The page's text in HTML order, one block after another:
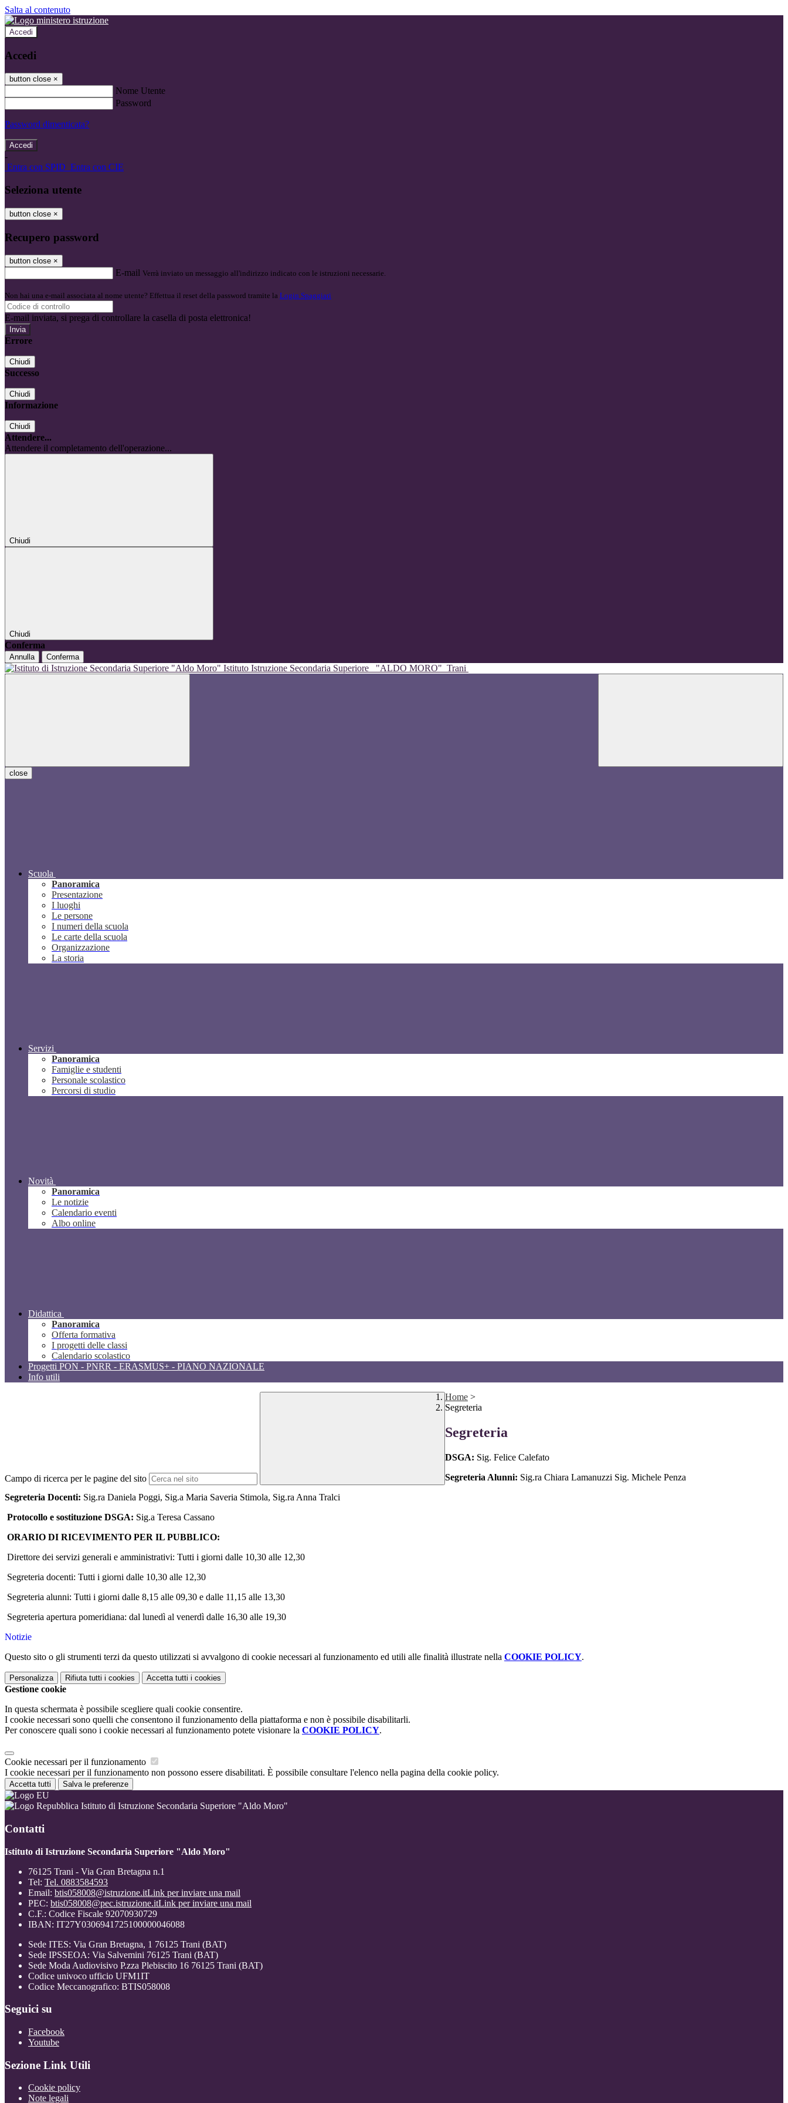
Salta al contenuto
Accedi
Accedi
button close ×
Nome Utente
Password
Password dimenticata?
-
Entra con SPID Entra con CIE
Seleziona utente
button close ×
Recupero password
button close ×
E-mail Verrà inviato un messaggio all'indirizzo indicato con le istruzioni necessarie.
Non hai una e-mail associata al nome utente? Effettua il reset della password tramite la Login Spaggiari
E-mail inviata, si prega di controllare la casella di posta elettronica!
Errore
Chiudi
Successo
Chiudi
Informazione
Chiudi
Attendere...
Attendere il completamento dell'operazione...
Chiudi
Chiudi
Conferma
Annulla Conferma
Istituto Istruzione Secondaria Superiore "ALDO MORO" Trani
close
Scuola
Panoramica
Presentazione
I luoghi
Le persone
I numeri della scuola
Le carte della scuola
Organizzazione
La storia
Servizi
Panoramica
Famiglie e studenti
Personale scolastico
Percorsi di studio
Novità
Panoramica
Le notizie
Calendario eventi
Albo online
Didattica
Panoramica
Offerta formativa
I progetti delle classi
Calendario scolastico
Progetti PON - PNRR - ERASMUS+ - PIANO NAZIONALE
Info utili
Campo di ricerca per le pagine del sito
Home >
Segreteria
Segreteria
DSGA: Sig. Felice Calefato
Segreteria Alunni: Sig.ra Chiara Lamanuzzi Sig. Michele Penza
Segreteria Docenti: Sig.ra Daniela Poggi, Sig.a Maria Saveria Stimola, Sig.ra Anna Tralci
Protocollo e sostituzione DSGA: Sig.a Teresa Cassano
ORARIO DI RICEVIMENTO PER IL PUBBLICO:
Direttore dei servizi generali e amministrativi: Tutti i giorni dalle 10,30 alle 12,30
Segreteria docenti: Tutti i giorni dalle 10,30 alle 12,30
Segreteria alunni: Tutti i giorni dalle 8,15 alle 09,30 e dalle 11,15 alle 13,30
Segreteria apertura pomeridiana: dal lunedì al venerdì dalle 16,30 alle 19,30
Notizie
Questo sito o gli strumenti terzi da questo utilizzati si avvalgono di cookie necessari al funzionamento ed utili alle finalità illustrate nella COOKIE POLICY.
Personalizza Rifiuta tutti i cookies Accetta tutti i cookies
Gestione cookie
In questa schermata è possibile scegliere quali cookie consentire.
I cookie necessari sono quelli che consentono il funzionamento della piattaforma e non è possibile disabilitarli.
Per conoscere quali sono i cookie necessari al funzionamento potete visionare la COOKIE POLICY.
Cookie necessari per il funzionamento
I cookie necessari per il funzionamento non possono essere disabilitati. È possibile consultare l'elenco nella pagina della cookie policy.
Accetta tutti Salva le preferenze
Istituto di Istruzione Secondaria Superiore "Aldo Moro"
Contatti
Istituto di Istruzione Secondaria Superiore "Aldo Moro"
76125 Trani - Via Gran Bretagna n.1
Tel: Tel. 0883584593
Email: btis058008@istruzione.itLink per inviare una mail
PEC: btis058008@pec.istruzione.itLink per inviare una mail
C.F.: Codice Fiscale 92070930729
IBAN: IT27Y0306941725100000046088
Sede ITES: Via Gran Bretagna, 1 76125 Trani (BAT)
Sede IPSSEOA: Via Salvemini 76125 Trani (BAT)
Sede Moda Audiovisivo P.zza Plebiscito 16 76125 Trani (BAT)
Codice univoco ufficio UFM1IT
Codice Meccanografico: BTIS058008
Seguici su
Facebook
Youtube
Sezione Link Utili
Cookie policy
Note legali